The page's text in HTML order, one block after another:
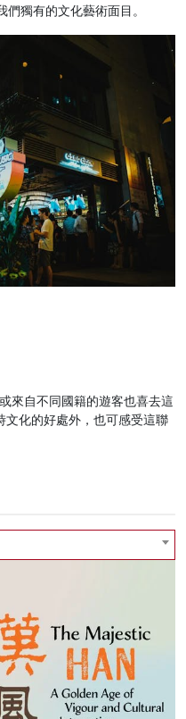
獨有的文化藝術面目。
來自不同國籍的遊客也喜去這
文化的好處外，也可感受這聯